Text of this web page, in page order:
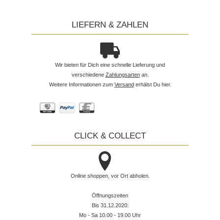
LIEFERN & ZAHLEN
Wir bieten für Dich eine schnelle Lieferung und
verschiedene Zahlungsartenan.
Weitere Informationen zum Versanderhälst Du hier.
CLICK & COLLECT
Online shoppen, vor Ort abholen.
Öffnungszeiten
Bis 31.12.2020:
Mo - Sa 10.00 - 19.00 Uhr